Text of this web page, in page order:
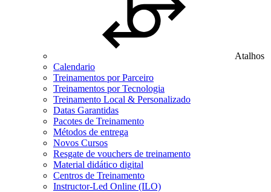
Atalhos
Calendario
Treinamentos por Parceiro
Treinamentos por Tecnologia
Treinamento Local & Personalizado
Datas Garantidas
Pacotes de Treinamento
Métodos de entrega
Novos Cursos
Resgate de vouchers de treinamento
Material didático digital
Centros de Treinamento
Instructor-Led Online (ILO)